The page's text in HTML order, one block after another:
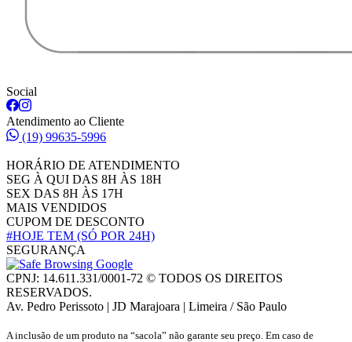
Social
Atendimento ao Cliente
(19) 99635-5996
HORÁRIO DE ATENDIMENTO
SEG À QUI DAS 8H ÀS 18H
SEX DAS 8H ÀS 17H
MAIS VENDIDOS
CUPOM DE DESCONTO
#HOJE TEM (SÓ POR 24H)
SEGURANÇA
CPNJ: 14.611.331/0001-72 © TODOS OS DIREITOS
RESERVADOS.
Av. Pedro Perissoto | JD Marajoara | Limeira / São Paulo
A inclusão de um produto na “sacola” não garante seu preço. Em caso de